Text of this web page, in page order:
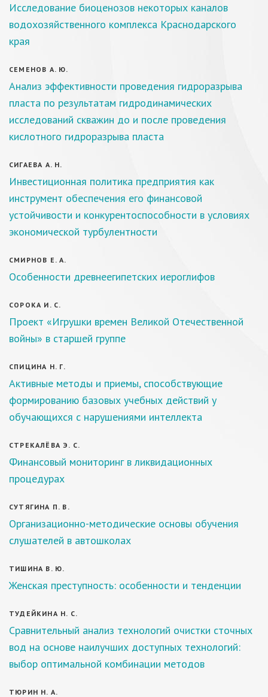
Исследование биоценозов некоторых каналов
водохозяйственного комплекса Краснодарского
края
СЕМЕНОВ А. Ю.
Анализ эффективности проведения гидроразрыва
пласта по результатам гидродинамических
исследований скважин до и после проведения
кислотного гидроразрыва пласта
СИГАЕВА А. Н.
Инвестиционная политика предприятия как
инструмент обеспечения его финансовой
устойчивости и конкурентоспособности в условиях
экономической турбулентности
СМИРНОВ Е. А.
Особенности древнеегипетских иероглифов
СОРОКА И. С.
Проект «Игрушки времен Великой Отечественной
войны» в старшей группе
СПИЦИНА Н. Г.
Активные методы и приемы, способствующие
формированию базовых учебных действий у
обучающихся с нарушениями интеллекта
СТРЕКАЛЁВА Э. С.
Финансовый мониторинг в ликвидационных
процедурах
СУТЯГИНА П. В.
Организационно-методические основы обучения
слушателей в автошколах
ТИШИНА В. Ю.
Женская преступность: особенности и тенденции
ТУДЕЙКИНА Н. С.
Сравнительный анализ технологий очистки сточных
вод на основе наилучших доступных технологий:
выбор оптимальной комбинации методов
ТЮРИН Н. А.